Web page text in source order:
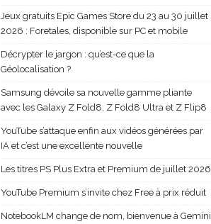
Jeux gratuits Epic Games Store du 23 au 30 juillet
2026 : Foretales, disponible sur PC et mobile
Décrypter le jargon : qu’est-ce que la
Géolocalisation ?
Samsung dévoile sa nouvelle gamme pliante
avec les Galaxy Z Fold8, Z Fold8 Ultra et Z Flip8
YouTube s’attaque enfin aux vidéos générées par
IA et c’est une excellente nouvelle
Les titres PS Plus Extra et Premium de juillet 2026
YouTube Premium s’invite chez Free à prix réduit
NotebookLM change de nom, bienvenue à Gemini